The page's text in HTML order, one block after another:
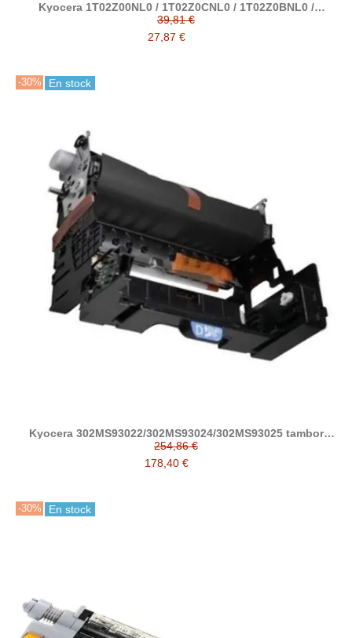
Kyocera 1T02Z00NL0 / 1T02Z0CNL0 / 1T02Z0BNL0 /
1T02Z0ANL0 tóner compatible TK5380
39,81 €
27,87 €
-30% En stock
Kyocera 302MS93022/302MS93024/302MS93025 tambor
compatible DK3100
254,86 €
178,40 €
-30% En stock